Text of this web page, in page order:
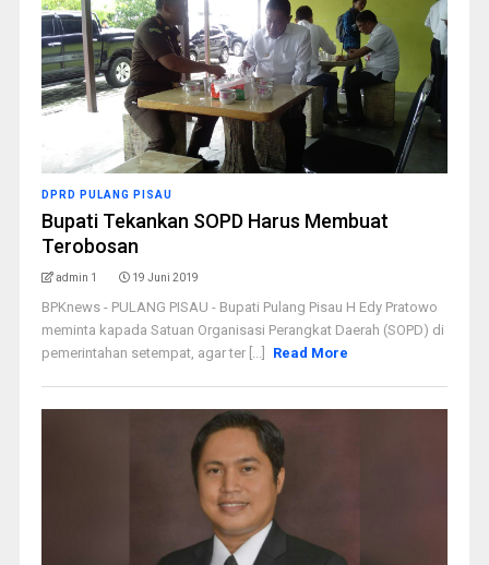
DPRD PULANG PISAU
Bupati Tekankan SOPD Harus Membuat
Terobosan
admin 1 19 Juni 2019
BPKnews - PULANG PISAU - Bupati Pulang Pisau H Edy Pratowo
meminta kapada Satuan Organisasi Perangkat Daerah (SOPD) di
pemerintahan setempat, agar ter [...]
Read More